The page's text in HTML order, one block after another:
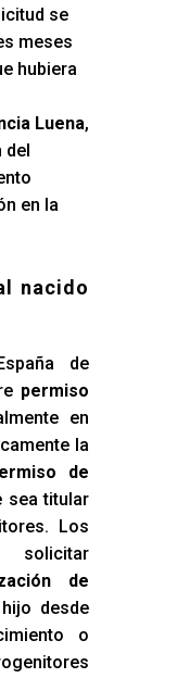
se
meses
hubiera
Luena,
del
en la
nacido
de
permiso
en
la
de
sea titular
Los
de
desde
o